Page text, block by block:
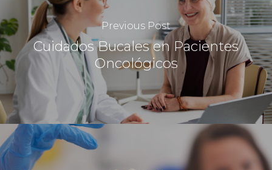
Previous Post
Cuidados Bucales en Pacientes
Oncológicos